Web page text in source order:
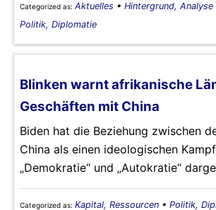
Categorized as: Aktuelles • Hintergrund, Analyse
Politik, Diplomatie
Blinken warnt afrikanische
Geschäften mit China
Biden hat die Beziehung zwischen
China als einen ideologischen
„Demokratie“ und „Autokratie“
Categorized as: Kapital, Ressourcen • Politik,